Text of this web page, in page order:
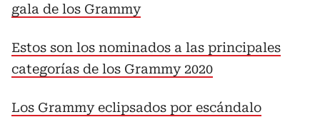
gala de los Grammy
Estos son los nominados a las principales
categorías de los Grammy 2020
Los Grammy eclipsados por escándalo